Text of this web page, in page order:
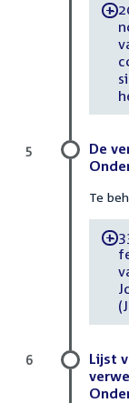
-
De
Te
-
5
Lijst
6